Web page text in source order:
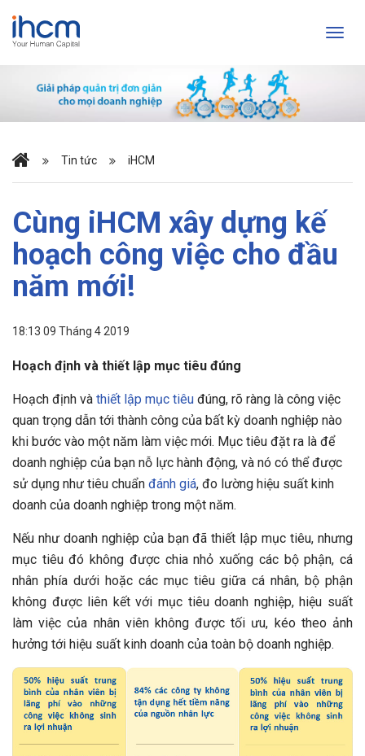
Tin tức iHCM
Cùng iHCM xây dựng kế
hoạch công việc cho đầu
năm mới!
18:13 09 Tháng 4 2019
Hoạch định và thiết lập mục tiêu đúng
Hoạch định và thiết lập mục tiêu đúng, rõ ràng là công việc
quan trọng dẫn tới thành công của bất kỳ doanh nghiệp nào
khi bước vào một năm làm việc mới. Mục tiêu đặt ra là để
doanh nghiệp của bạn nỗ lực hành động, và nó có thể được
sử dụng như tiêu chuẩn đánh giá, đo lường hiệu suất kinh
doanh của doanh nghiệp trong một năm.
Nếu như doanh nghiệp của bạn đã thiết lập mục tiêu, nhưng
mục tiêu đó không được chia nhỏ xuống các bộ phận, cá
nhân phía dưới hoặc các mục tiêu giữa cá nhân, bộ phận
không được liên kết với mục tiêu doanh nghiệp, hiệu suất
làm việc của nhân viên không được tối ưu, kéo theo ảnh
hưởng tới hiệu suất kinh doanh của toàn bộ doanh nghiệp.